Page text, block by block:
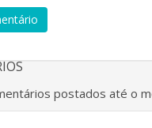
postados até o